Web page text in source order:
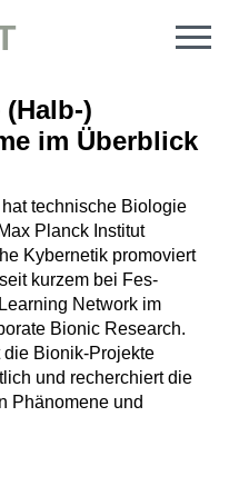
)
im Überblick
technische Biologie
Planck Institut
Kybernetik promoviert
kurzem bei Fes-
Network im
Bionic Research.
die Bionik-Projekte
und recherchiert die
Phänomene und